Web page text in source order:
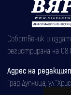
Собственик и
регистрирана на
Адрес на
Град Дупница,